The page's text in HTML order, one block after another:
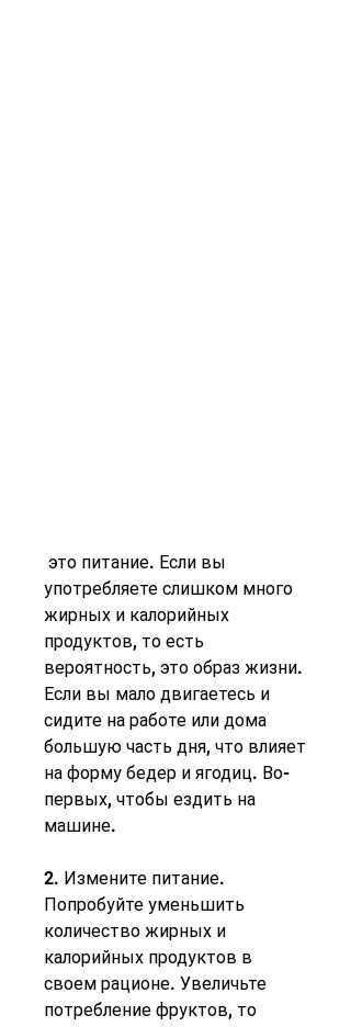
употребляете слишком много
жирных и калорийных
продуктов, то есть
вероятность, это образ жизни.
Если вы мало двигаетесь и
сидите на работе или дома
большую часть дня, что влияет
на форму бедер и ягодиц. Во-
первых, чтобы ездить на
машине.
2. Измените питание.
Попробуйте уменьшить
количество жирных и
калорийных продуктов в
своем рационе. Увеличьте
потребление фруктов, то